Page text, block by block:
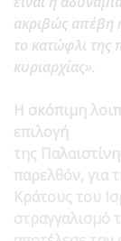
ακριβώς απέβη
το κατώφλι της
κυριαρχίας».
Η σκόπιμη
επιλογή
της
παρελθόν, για
Κράτους του
στραγγαλισμό